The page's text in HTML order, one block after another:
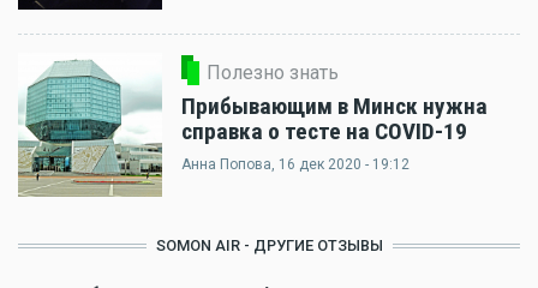
Полезно знать
Прибывающим в Минск нужна
справка о тесте на COVID-19
Анна Попова, 16 дек 2020 - 19:12
SOMON AIR - ДРУГИЕ ОТЗЫВЫ